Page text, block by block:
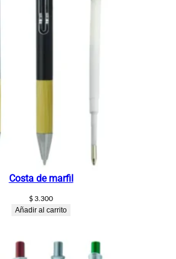
Costa de marfil
$3.300
Añadir al carrito